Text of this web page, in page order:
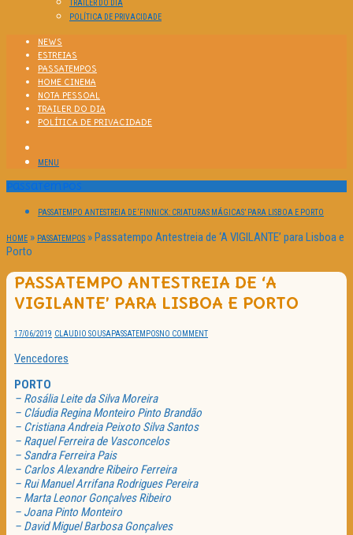
TRAILER DO DIA
POLÍTICA DE PRIVACIDADE
NEWS
ESTREIAS
PASSATEMPOS
HOME CINEMA
NOTA PESSOAL
TRAILER DO DIA
POLÍTICA DE PRIVACIDADE
MENU
Passatempos
PASSATEMPO ANTESTREIA DE ‘FINNICK: CRIATURAS MÁGICAS’ PARA LISBOA E PORTO
HOME » PASSATEMPOS »Passatempo Antestreia de ‘A VIGILANTE’ para Lisboa e
Porto
PASSATEMPO ANTESTREIA DE ‘A
VIGILANTE’ PARA LISBOA E PORTO
17/06/2019 CLAUDIO SOUSAPASSATEMPOSNO COMMENT
Vencedores
PORTO
– Rosália Leite da Silva Moreira
– Cláudia Regina Monteiro Pinto Brandão
– Cristiana Andreia Peixoto Silva Santos
– Raquel Ferreira de Vasconcelos
– Sandra Ferreira Pais
– Carlos Alexandre Ribeiro Ferreira
– Rui Manuel Arrifana Rodrigues Pereira
– Marta Leonor Gonçalves Ribeiro
– Joana Pinto Monteiro
– David Miguel Barbosa Gonçalves